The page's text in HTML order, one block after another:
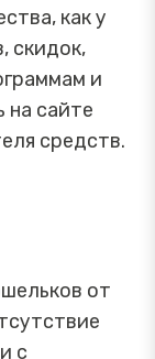
как у
скидок,
и
на сайте
средств.
от
с